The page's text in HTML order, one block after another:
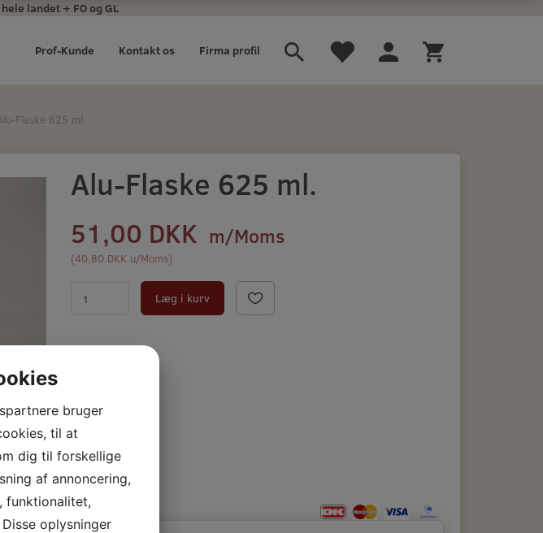
landet + FO og GL
Firma profil
Kontakt os
Prof-Kunde
Flaske 625 ml.
farligt
Alu-Flaske 625 ml.
51,00 DKK m/Moms
(40,80 DKK u/Moms)
Læg i kurv
bruger
til at
dig til forskellige
af annoncering,
funktionalitet,
oplysninger